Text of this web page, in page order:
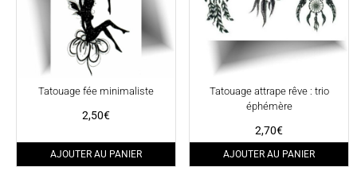
Tatouage fée minimaliste
2,50€
AJOUTER AU PANIER
Tatouage attrape rêve : trio
éphémère
2,70€
AJOUTER AU PANIER